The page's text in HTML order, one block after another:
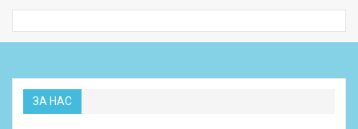
ЗА НАС